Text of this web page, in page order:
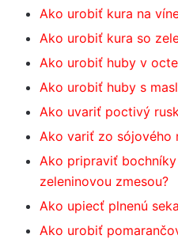
Ako urobiť kura na
Ako urobiť kura so
Ako urobiť huby v
Ako urobiť huby s
Ako uvariť poctivý
Ako variť zo sójového
Ako pripraviť
zeleninovou zmesou?
Ako upiecť plnenú
Ako urobiť